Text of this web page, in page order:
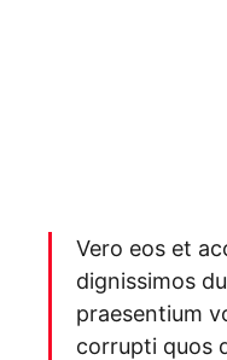
Vero eos et
dignissimos
praesentium
corrupti quos